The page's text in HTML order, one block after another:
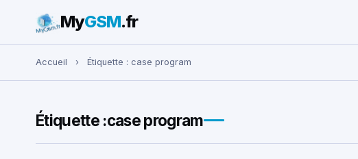
Rechercher :
MyGSM.fr
Accueil › Étiquette : case program
Étiquette :case program